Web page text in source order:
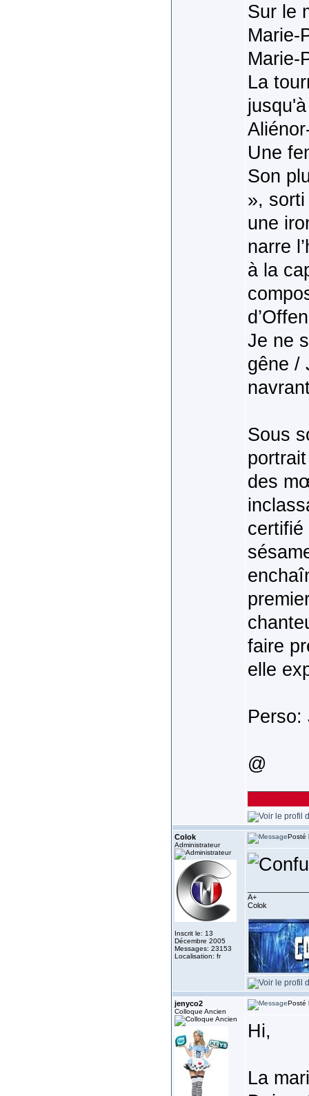
Sur le
Marie-
Marie-
La
Une
Son
»,
une
narre
à la
Je ne
gêne /
Sous
des
certifié
faire
elle
Perso:
@
Colok
Administrateur
Inscrit le: 13
Décembre 2005
Messages: 23153
Localisation: fr
Posté
A+
Colok
jenyco2
Colloque Ancien
Posté
Hi,
La